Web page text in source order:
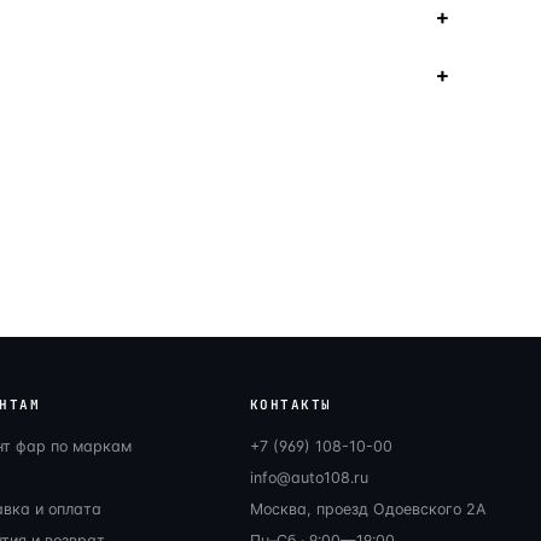
фар по маркам
и оплата
КОНТАКТЫ
+7 (969) 108-10-00
info@auto108.ru
Москва, проезд Одоевского 2А